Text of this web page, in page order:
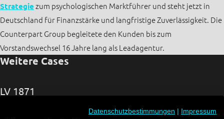
Strategie zum psychologischen Marktführer und steht jetzt in
Deutschland für Finanzstärke und langfristige Zuverlässigkeit. Die
Counterpart Group begleitete den Kunden bis zum
Vorstandswechsel 16 Jahre lang als Leadagentur.
Weitere Cases
LV 1871
Markenführung | StrategieDatenschutzbestimmungen
Impressum